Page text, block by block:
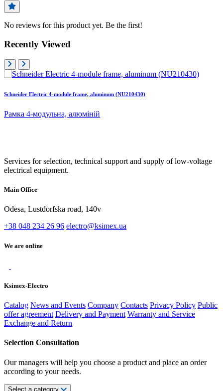
No reviews for this product yet. Be the first!
Recently Viewed
Schneider Electric 4-module frame, aluminum (NU210430)
Рамка 4-модульна, алюміній
Services for selection, technical support and supply of low-voltage
electrical equipment.
Main Office
Odesa, Lustdorfska road, 140v
+38 048 234 26 96 electro@ksimex.ua
We are online
Ksimex-Electro
Catalog News and Events Company Contacts Privacy Policy Public
offer agreement Delivery and Payment Warranty and Service
Exchange and Return
Selection Consultation
Our managers will help you choose a product and place an order
according to your needs.
Select a category